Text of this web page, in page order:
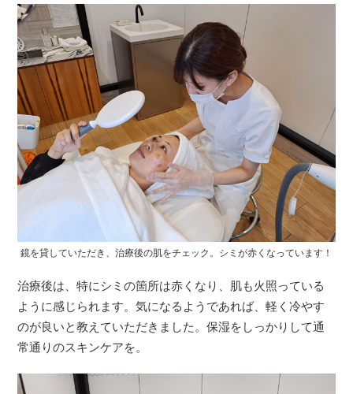
鏡を貸していただき、治療後の肌をチェック。シミが赤くなっています！
治療後は、特にシミの箇所は赤くなり、肌も火照っている
ように感じられます。気になるようであれば、軽く冷やす
のが良いと教えていただきました。保湿をしっかりして通
常通りのスキンケアを。